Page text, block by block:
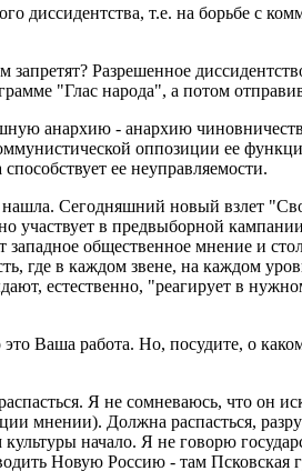
диссидентства, т.е. на борьбе с
Разрешенное
"Глас народа", а потом
анархию - анархию
оппозиции ее
ее неуправляемости.
нашла. Сегодняшний новый взлет
участвует в предвыборной
общественное мнение и
где в каждом звене, на каждом
естественно, "реагирует в
Ваша работа. Но, посудите, о
Я не сомневаюсь, что он
мнении). Должна распасться,
начало. Я не говорю
Новую Россию - там